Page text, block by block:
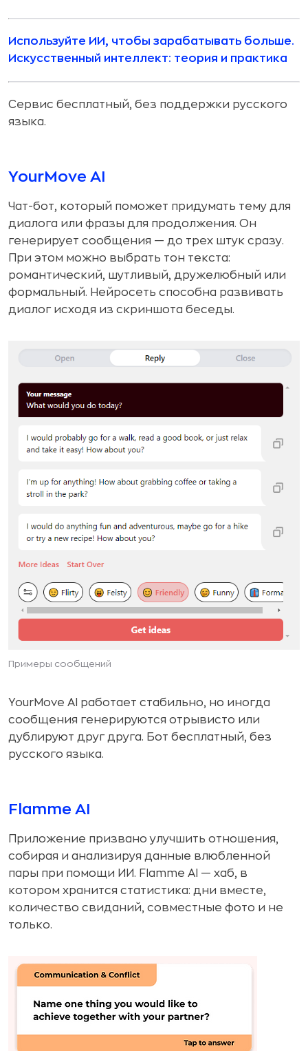
Используйте ИИ, чтобы зарабатывать больше.
Искусственный интеллект: теория и практика
Сервис бесплатный, без поддержки русского
языка.
YourMove AI
Чат-бот, который поможет придумать тему для
диалога или фразы для продолжения. Он
генерирует сообщения — до трех штук сразу.
При этом можно выбрать тон текста:
романтический, шутливый, дружелюбный или
формальный. Нейросеть способна развивать
диалог исходя из скриншота беседы.
Примеры сообщений
YourMove AI работает стабильно, но иногда
сообщения генерируются отрывисто или
дублируют друг друга. Бот бесплатный, без
русского языка.
Flamme AI
Приложение призвано улучшить отношения,
собирая и анализируя данные влюбленной
пары при помощи ИИ. Flamme AI — хаб, в
котором хранится статистика: дни вместе,
количество свиданий, совместные фото и не
только.